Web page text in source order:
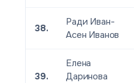
38.
Ради Иван-
Асен Иванов
39.
Елена
Даринова